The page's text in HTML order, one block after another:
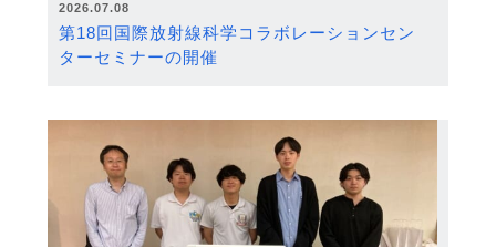
2026.07.08
第18回国際放射線科学コラボレーションセン
ターセミナーの開催